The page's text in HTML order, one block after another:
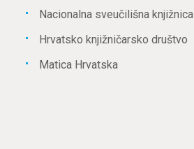
Nacionalna sveučilišna knjižnica
Hrvatsko knjižničarsko društvo
Matica Hrvatska